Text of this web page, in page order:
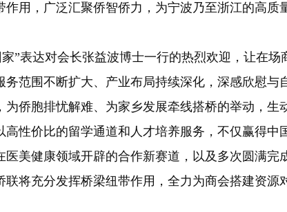
用，广泛汇聚侨智侨力，为宁波乃至浙江的高质
达对会长张益波博士一行的热烈欢迎，让在场
范围不断扩大、产业布局持续深化，深感欣慰
侨胞排忧解难、为家乡发展牵线搭桥的举动，
性价比的留学通道和人才培养服务，不仅赢得
医美健康领域开辟的合作新赛道，以及多次圆满
将充分发挥桥梁纽带作用，全力为商会搭建资源